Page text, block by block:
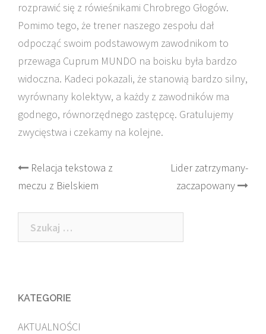
rozprawić się z rówieśnikami Chrobrego Głogów.
Pomimo tego, że trener naszego zespołu dał
odpocząć swoim podstawowym zawodnikom to
przewaga Cuprum MUNDO na boisku była bardzo
widoczna. Kadeci pokazali, że stanowią bardzo silny,
wyrównany kolektyw, a każdy z zawodników ma
godnego, równorzędnego zastępcę. Gratulujemy
zwycięstwa i czekamy na kolejne.
Post
navigation
Relacja tekstowa z
meczu z Bielskiem
Lider zatrzymany-
zaczapowany
Szukaj:
KATEGORIE
AKTUALNOŚCI